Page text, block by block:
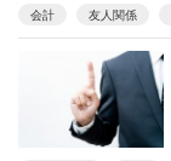
会計 友人関係